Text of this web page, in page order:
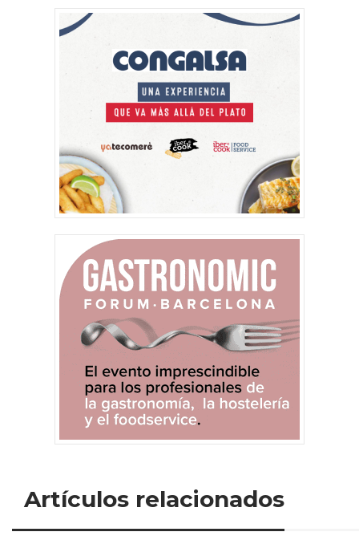
Artículos relacionados